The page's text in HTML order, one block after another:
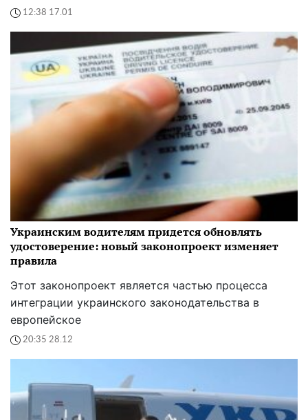
12:38 17.01
Украинским водителям придется обновлять
удостоверение: новый законопроект изменяет
правила
Этот законопроект является частью процесса
интеграции украинского законодательства в
европейское
20:35 28.12